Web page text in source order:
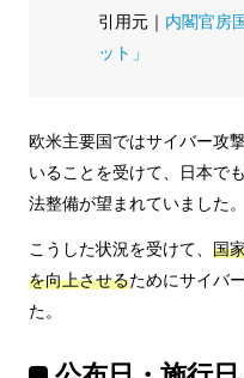
引用元｜ 内閣官房
ット」
欧米主要国ではサイバー攻
いることを受けて、日本で
法整備が望まれていました。
こうした状況を受けて、 国
を向上させるためにサイバ
た。